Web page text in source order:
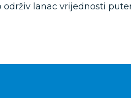
lanac vrijednosti